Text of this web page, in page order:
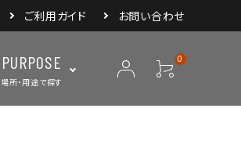
ご利用ガイド お問い合わせ
PURPOSE
場所・用途で探す
0